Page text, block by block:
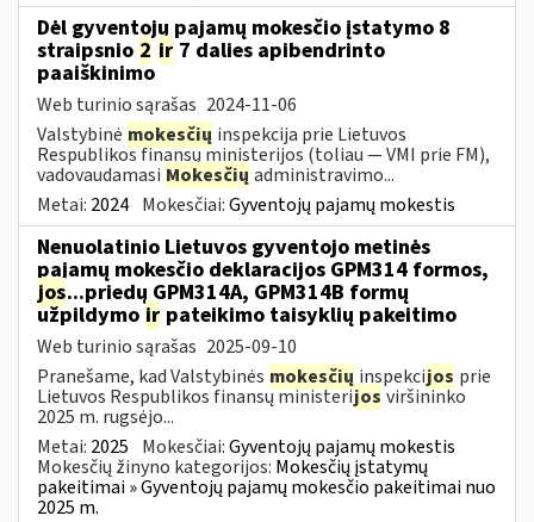
Dėl gyventojų pajamų mokesčio įstatymo 8
straipsnio 2 ir 7 dalies apibendrinto
paaiškinimo
Web turinio sąrašas 2024-11-06
Valstybinė mokesčių inspekcija prie Lietuvos
Respublikos finansų ministerijos (toliau — VMI prie FM),
vadovaudamasi Mokesčių administravimo...
Metai: 2024 Mokesčiai:Gyventojų pajamų mokestis
Nenuolatinio Lietuvos gyventojo metinės
pajamų mokesčio deklaracijos GPM314 formos,
jos...priedų GPM314A, GPM314B formų
užpildymo ir pateikimo taisyklių pakeitimo
Web turinio sąrašas 2025-09-10
Pranešame, kad Valstybinės mokesčių inspekcijos prie
Lietuvos Respublikos finansų ministerijos viršininko
2025 m. rugsėjo...
Metai: 2025 Mokesčiai:Gyventojų pajamų mokestis
Mokesčių žinyno kategorijos: Mokesčių įstatymų
pakeitimai » Gyventojų pajamų mokesčio pakeitimai nuo
2025 m.